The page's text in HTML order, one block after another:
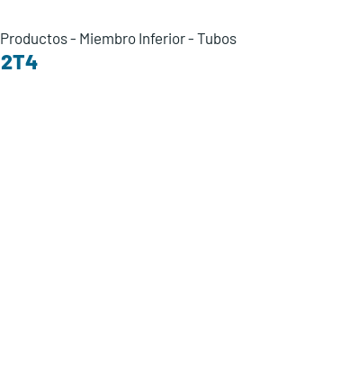
Productos- Miembro Inferior- Tubos
2T4